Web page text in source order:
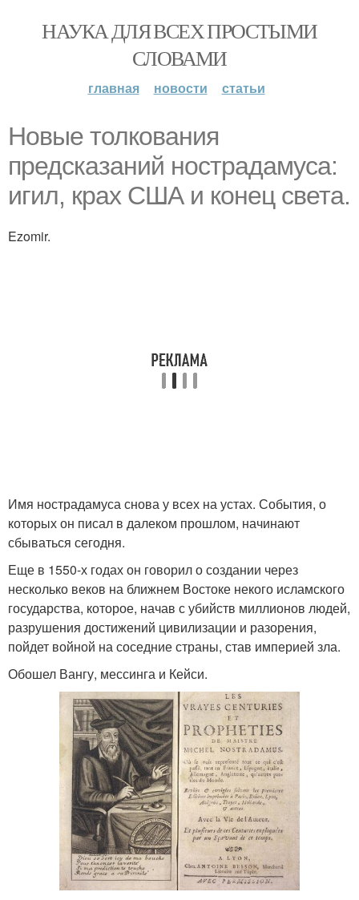
НАУКА ДЛЯ ВСЕХ ПРОСТЫМИ
СЛОВАМИ
главная новости статьи
Новые толкования
предсказаний нострадамуса:
игил, крах США и конец света.
Ezomir.
Имя нострадамуса снова у всех на устах. События, о
которых он писал в далеком прошлом, начинают
сбываться сегодня.
Еще в 1550-х годах он говорил о создании через
несколько веков на ближнем Востоке некого исламского
государства, которое, начав с убийств миллионов людей,
разрушения достижений цивилизации и разорения,
пойдет войной на соседние страны, став империей зла.
Обошел Вангу, мессинга и Кейси.